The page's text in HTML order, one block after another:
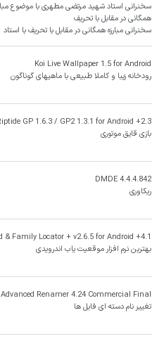
سخنرانی استاد شهید مرتضی مطهری با موضوع
همگانی در مقابل با تحریف
سخنرانی مبارزه همگانی در مقابل با تحریف با استاد
Koi Live Wallpaper 1.5 for Android
رودخانه زیبا و کاملا طبیعی با ماهیهای گوناگون
GP 1.6.3 / GP2 1.3.1 for Android +2.3
بازی قایق موتوری
DMDE 4.4.4.842
ریکاوری
& Family Locator + v2.6.5 for Android +4.1
بهترین نرم افزار موقعیت یاب اندرویدی
Advanced Renamer 4.24 Commercial Final
تغییر نام دسته ای فایل ها